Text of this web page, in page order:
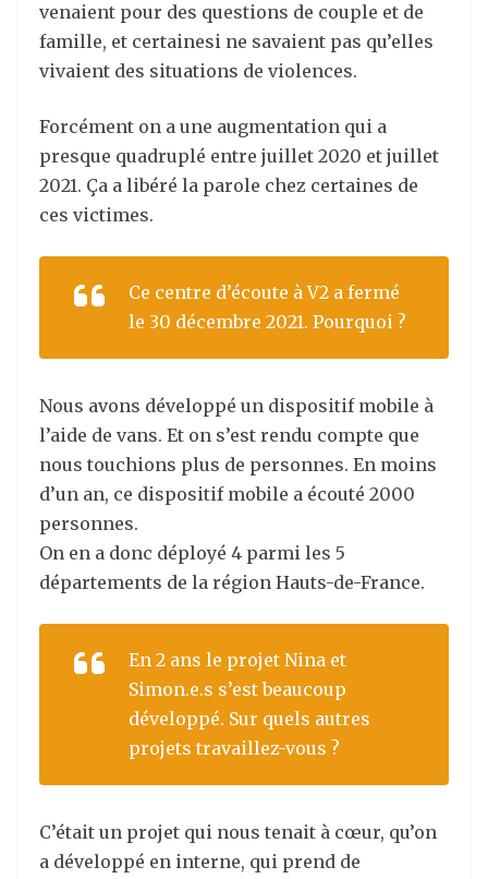
venaient pour des questions de couple et de
famille, et certainesi ne savaient pas qu’elles
vivaient des situations de violences.
Forcément on a une augmentation qui a
presque quadruplé entre juillet 2020 et juillet
2021. Ça a libéré la parole chez certaines de
ces victimes.
Ce centre d’écoute à V2 a fermé
le 30 décembre 2021. Pourquoi ?
Nous avons développé un dispositif mobile à
l’aide de vans. Et on s’est rendu compte que
nous touchions plus de personnes. En moins
d’un an, ce dispositif mobile a écouté 2000
personnes.
On en a donc déployé 4 parmi les 5
départements de la région Hauts-de-France.
En 2 ans le projet Nina et
Simon.e.s s’est beaucoup
développé. Sur quels autres
projets travaillez-vous ?
C’était un projet qui nous tenait à cœur, qu’on
a développé en interne, qui prend de